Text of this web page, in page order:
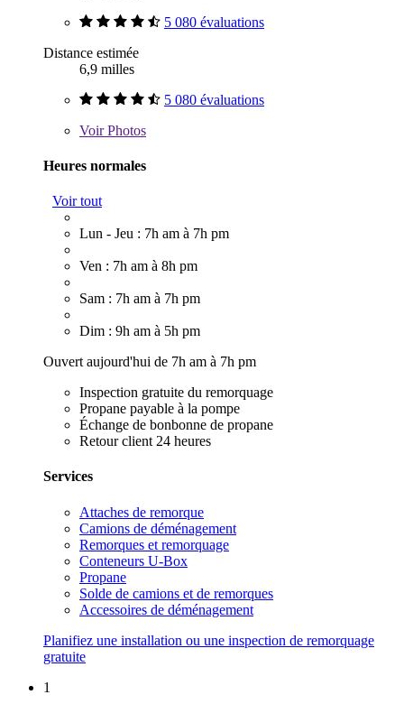
5 080 évaluations
Distance estimée
6,9 milles
5 080 évaluations
VoirPhotos
Heures normales
Voir tout
Lun - Jeu : 7h am à 7h pm
Ven : 7h am à 8h pm
Sam : 7h am à 7h pm
Dim : 9h am à 5h pm
Ouvert aujourd'hui de 7h am à 7h pm
Inspection gratuite du remorquage
Propane payable à la pompe
Échange de bonbonne de propane
Retour client 24 heures
Services
Attaches de remorque
Camions de déménagement
Remorques et remorquage
Conteneurs U-Box
Propane
Solde de camions et de remorques
Accessoires de déménagement
Planifiez une installation ou une inspection de remorquage
gratuite
1